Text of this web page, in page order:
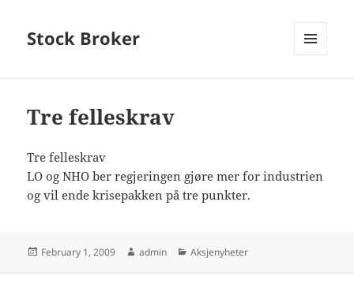
Stock Broker
Tre felleskrav
Tre felleskrav
LO og NHO ber regjeringen gjøre mer for industrien
og vil ende krisepakken på tre punkter.
Posted
February 1, 2009 Author
admin Categories
Aksjenyheter